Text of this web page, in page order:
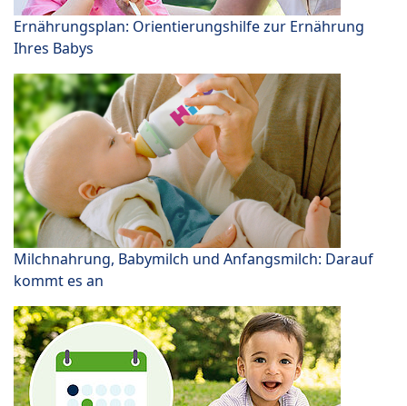
Ernährungsplan: Orientierungshilfe zur Ernährung
Ihres Babys
Milchnahrung, Babymilch und Anfangsmilch: Darauf
kommt es an